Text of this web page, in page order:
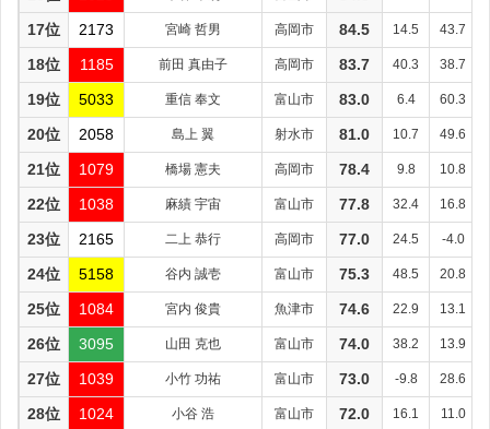
17位 2173 宮崎 哲男 高岡市 84.5 14.5 43.7
18位 1185 前田 真由子 高岡市 83.7 40.3 38.7
19位 5033 重信 奉文 富山市 83.0 6.4 60.3
20位 2058 島上 翼 射水市 81.0 10.7 49.6
21位 1079 橋場 憲夫 高岡市 78.4 9.8 10.8
22位 1038 麻績 宇宙 富山市 77.8 32.4 16.8
23位 2165 二上 恭行 高岡市 77.0 24.5 -4.0
24位 5158 谷内 誠壱 富山市 75.3 48.5 20.8
25位 1084 宮内 俊貴 魚津市 74.6 22.9 13.1
26位 3095 山田 克也 富山市 74.0 38.2 13.9
27位 1039 小竹 功祐 富山市 73.0 -9.8 28.6
28位 1024 小谷 浩 富山市 72.0 16.1 11.0